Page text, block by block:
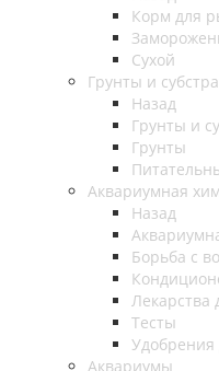
Корм для
Сухой
Грунты и
Назад
Грунты и
Грунты
Аквариумная
Назад
Борьба с
Лекарства
Тесты
Удобрения
Аквариумы